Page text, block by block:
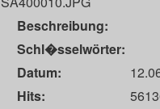
Beschreibung:
Schl�sselwörter:
Datum:
Hits: